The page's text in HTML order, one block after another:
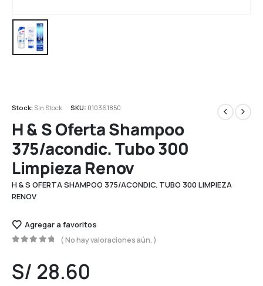
Stock: Sin Stock SKU: 010361850
H & S Oferta Shampoo
375/acondic. Tubo 300
Limpieza Renov
H & S OFERTA SHAMPOO 375/ACONDIC. TUBO 300 LIMPIEZA
RENOV
Agregar a favoritos
( No hay valoraciones aún. )
S/ 28.60